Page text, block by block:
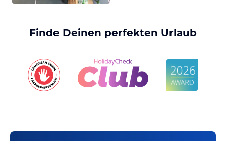
Finde Deinen perfekten Urlaub